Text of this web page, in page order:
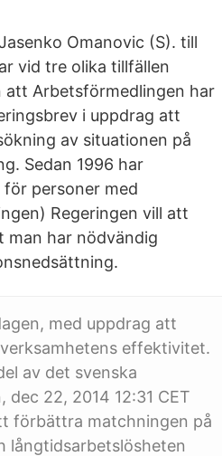
Omanovic (S). till
vid tre olika tillfällen
att Arbetsförmedlingen har
i uppdrag att
av situationen på
Sedan 1996 har
personer med
Regeringen vill att
man har nödvändig
med uppdrag att
effektivitet.
av det svenska
22, 2014 12:31 CET
förbättra matchningen på
långtidsarbetslösheten